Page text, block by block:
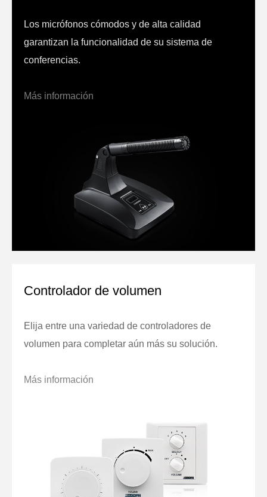
Los micrófonos cómodos y de alta calidad
garantizan la funcionalidad de su sistema de
conferencias.
Más información
Controlador de volumen
Elija entre una variedad de controladores de
volumen para completar aún más su solución.
Más información